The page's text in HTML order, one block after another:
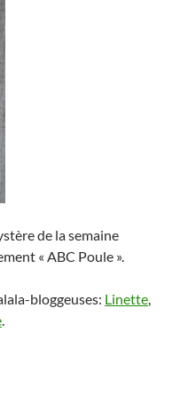
de la semaine
« ABC Poule ».
bloggeuses: Linette